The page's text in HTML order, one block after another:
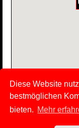
Diese Website
bestmöglichen
bieten. Mehr